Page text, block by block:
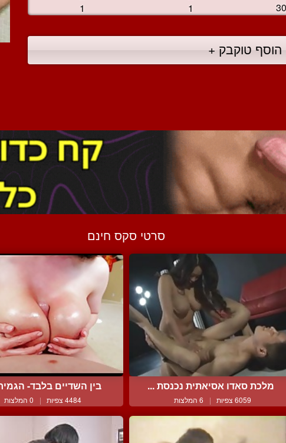
1 1
הוסף טוקבק +
סרטי סקס חינם
מלכת סאדו אסיאתית נכנסת ...
6059 צפיות | 6 המלצות
בין השדיים בלבד-
4484 צפיות | 0 המלצות